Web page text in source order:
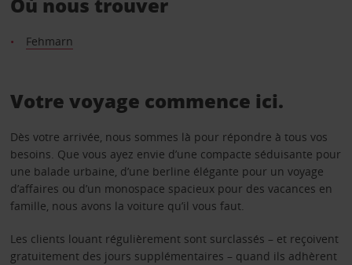
Fehmarn
Votre voyage commence ici.
Dès votre arrivée, nous sommes là pour répondre à tous vos
besoins. Que vous ayez envie d’une compacte séduisante pour
une balade urbaine, d’une berline élégante pour un voyage
d’affaires ou d’un monospace spacieux pour des vacances en
famille, nous avons la voiture qu’il vous faut.
Les clients louant régulièrement sont surclassés – et reçoivent
gratuitement des jours supplémentaires – quand ils adhèrent